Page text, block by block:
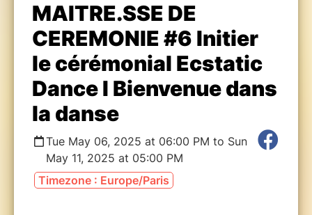
MAITRE.SSE DE
CEREMONIE #6 Initier
le cérémonial Ecstatic
Dance I Bienvenue dans
la danse
Tue May 06, 2025 at 06:00 PM to Sun
May 11, 2025 at 05:00 PM
Timezone : Europe/Paris